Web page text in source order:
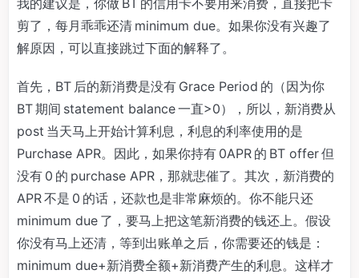
剪了，每月乖乖还清 minimum due。如果你没有兴趣了
解原因，可以直接跳过下面的解释了。
首先，BT 后的新消费是没有 Grace Period 的（因为你
BT 期间 statement balance 一直>0），所以，新消费从
post 当天马上开始计算利息，利息的利率使用的是
Purchase APR。因此，如果你持有 0APR 的 BT offer 但
没有 0 的 purchase APR，那就悲催了。其次，新消费的
APR 不是 0 的话，还款也是非常麻烦的。你不能只还
minimum due 了，要马上把这笔新消费的钱还上。假设
你没有马上还清，等到出账单之后，你需要还的钱是：
minimum due+新消费全额+新消费产生的利息。这样才